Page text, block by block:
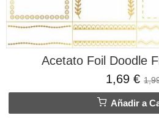
Acetato Foil Doodle
1,69 €
Añadir a